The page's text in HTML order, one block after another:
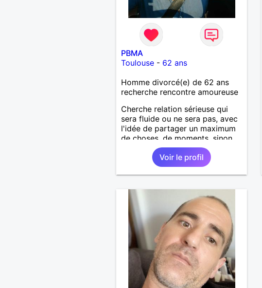
PBMA
Toulouse- 62 ans
Homme divorcé(e) de 62 ans
recherche rencontre amoureuse
Cherche relation sérieuse qui
sera fluide ou ne sera pas, avec
l'idée de partager un maximum
de choses, de moments, sinon
pourquoi deux ?Tout ça dans la
bonne humeur, le respect
mutuel, c'est du sérieux tout ça,
mais sans se prendre au sérieux.
impossible pour d'autres , la vie
elle même est si sérieuse s'il
vous plaît, personnes cherchant
même involontairement les
complications à tout, passez
mon profil. Vous voyez le verre
à moitié plein en permanence,
goûtons le ensemble...🤗
Voir le profil